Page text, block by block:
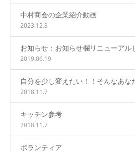
中村商会の企業紹介動画
2023.12.8
お知らせ：お知らせ欄リニューアル
2019.06.19
自分を少し変えたい！！そんなあな
2018.11.7
キッチン参考
2018.11.7
ボランティア